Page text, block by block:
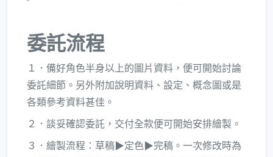
委託流程
１．備好角色半身以上的圖片資料，便可開始討論
委託細節。另外附加說明資料、設定、概念圖或是
各類參考資料甚佳。
​２．談妥確認委託，交付全款便可開始安排繪製。
３．繪製流程：草稿▶定色▶完稿。一次修改時為